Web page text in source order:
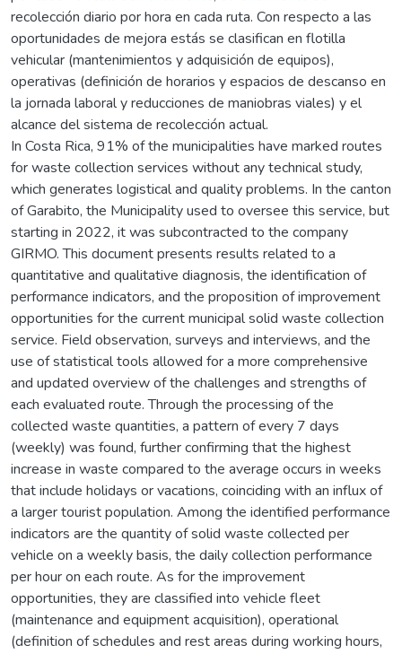
recolección diario por hora en cada ruta. Con respecto a las
oportunidades de mejora estás se clasifican en flotilla
vehicular (mantenimientos y adquisición de equipos),
operativas (definición de horarios y espacios de descanso en
la jornada laboral y reducciones de maniobras viales) y el
alcance del sistema de recolección actual.
In Costa Rica, 91% of the municipalities have marked routes
for waste collection services without any technical study,
which generates logistical and quality problems. In the canton
of Garabito, the Municipality used to oversee this service, but
starting in 2022, it was subcontracted to the company
GIRMO. This document presents results related to a
quantitative and qualitative diagnosis, the identification of
performance indicators, and the proposition of improvement
opportunities for the current municipal solid waste collection
service. Field observation, surveys and interviews, and the
use of statistical tools allowed for a more comprehensive
and updated overview of the challenges and strengths of
each evaluated route. Through the processing of the
collected waste quantities, a pattern of every 7 days
(weekly) was found, further confirming that the highest
increase in waste compared to the average occurs in weeks
that include holidays or vacations, coinciding with an influx of
a larger tourist population. Among the identified performance
indicators are the quantity of solid waste collected per
vehicle on a weekly basis, the daily collection performance
per hour on each route. As for the improvement
opportunities, they are classified into vehicle fleet
(maintenance and equipment acquisition), operational
(definition of schedules and rest areas during working hours,